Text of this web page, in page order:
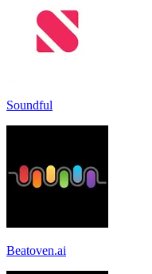
Soundful
Beatoven.ai